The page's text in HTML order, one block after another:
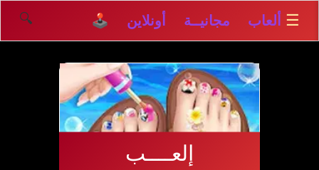
☰ ألعاب مجانيــة أونلاين 🕹️ 🔍
إلعــــب